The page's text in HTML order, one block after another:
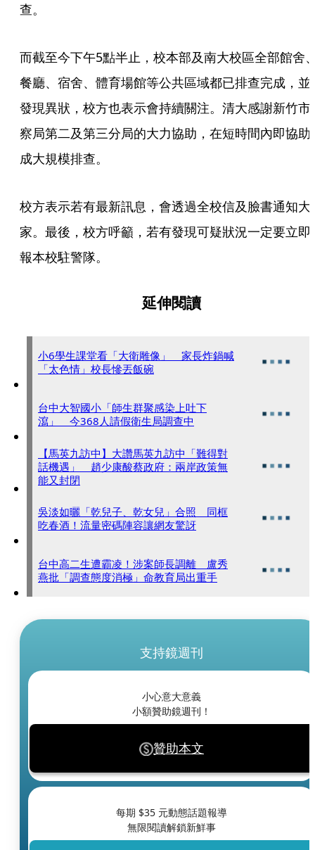
查。
而截至今下午5點半止，校本部及南大校區全部館舍
餐廳、宿舍、體育場館等公共區域都已排查完成，並
發現異狀，校方也表示會持續關注。清大感謝新竹市
察局第二及第三分局的大力協助，在短時間內即協助
成大規模排查。
校方表示若有最新訊息，會透過全校信及臉書通知大
家。最後，校方呼籲，若有發現可疑狀況一定要立即
報本校駐警隊。
延伸閱讀
小6學生課堂看「大衛雕像」 家長炸鍋喊
「太色情」校長慘丟飯碗
台中大智國小「師生群聚感染上吐下
瀉」 今368人請假衛生局調查中
【馬英九訪中】大讚馬英九訪中「難得對
話機遇」 趙少康酸蔡政府：兩岸政策無
能又封閉
吳淡如曬「乾兒子、乾女兒」合照 同框
吃春酒！流量密碼陣容讓網友驚訝
台中高二生遭霸凌！涉案師長調離 盧秀
燕批「調查態度消極」命教育局出重手
支持鏡週刊
小心意大意義
小額贊助鏡週刊！
贊助本文
每期 $35 元動態話題報導
無限閱讀解鎖新鮮事